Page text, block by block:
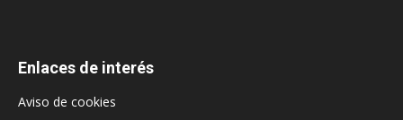
Enlaces de interés
Aviso de cookies